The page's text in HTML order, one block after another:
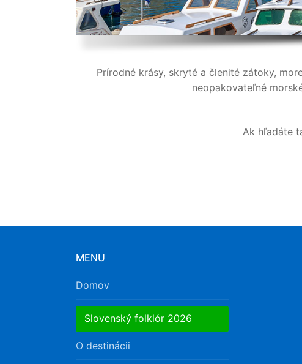
Prírodné krásy, skryté a členité zátoky,
neopakovateľné
Ak hľadáte
MENU
Domov
Slovenský folklór 2026
O destinácii